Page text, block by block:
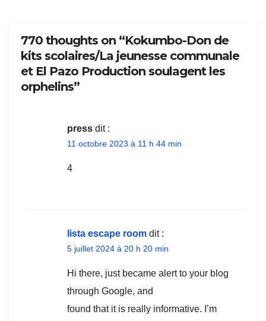
770 thoughts on “Kokumbo-Don de
kits scolaires/La jeunesse communale
et El Pazo Production soulagent les
orphelins”
press dit :
11 octobre 2023 à 11 h 44 min
4
lista escape room dit :
5 juillet 2024 à 20 h 20 min
Hi there, just became alert to your blog
through Google, and
found that it is really informative. I’m